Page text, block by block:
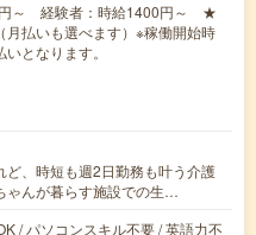
円～ 経験者：時給1400円～ ★
月払いも選べます）※稼働開始時
となります。
ど、時短も週2日勤務も叶う介護
ゃんが暮らす施設での生…
/ パソコンスキル不要 / 英語力不